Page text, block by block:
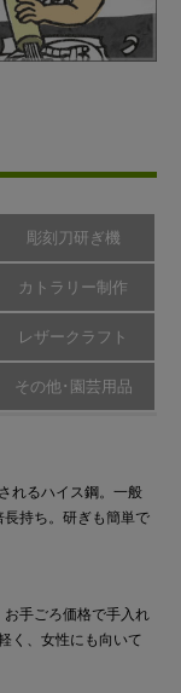
彫刻刀研ぎ機
カトラリー制作
レザークラフト
その他･園芸用品
れるハイス鋼。一般
持ち。研ぎも簡単で
手ごろ価格で手入れ
く、女性にも向いて